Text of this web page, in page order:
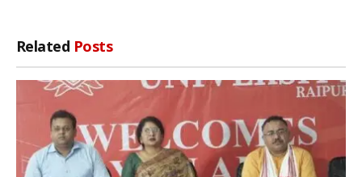
Related Posts